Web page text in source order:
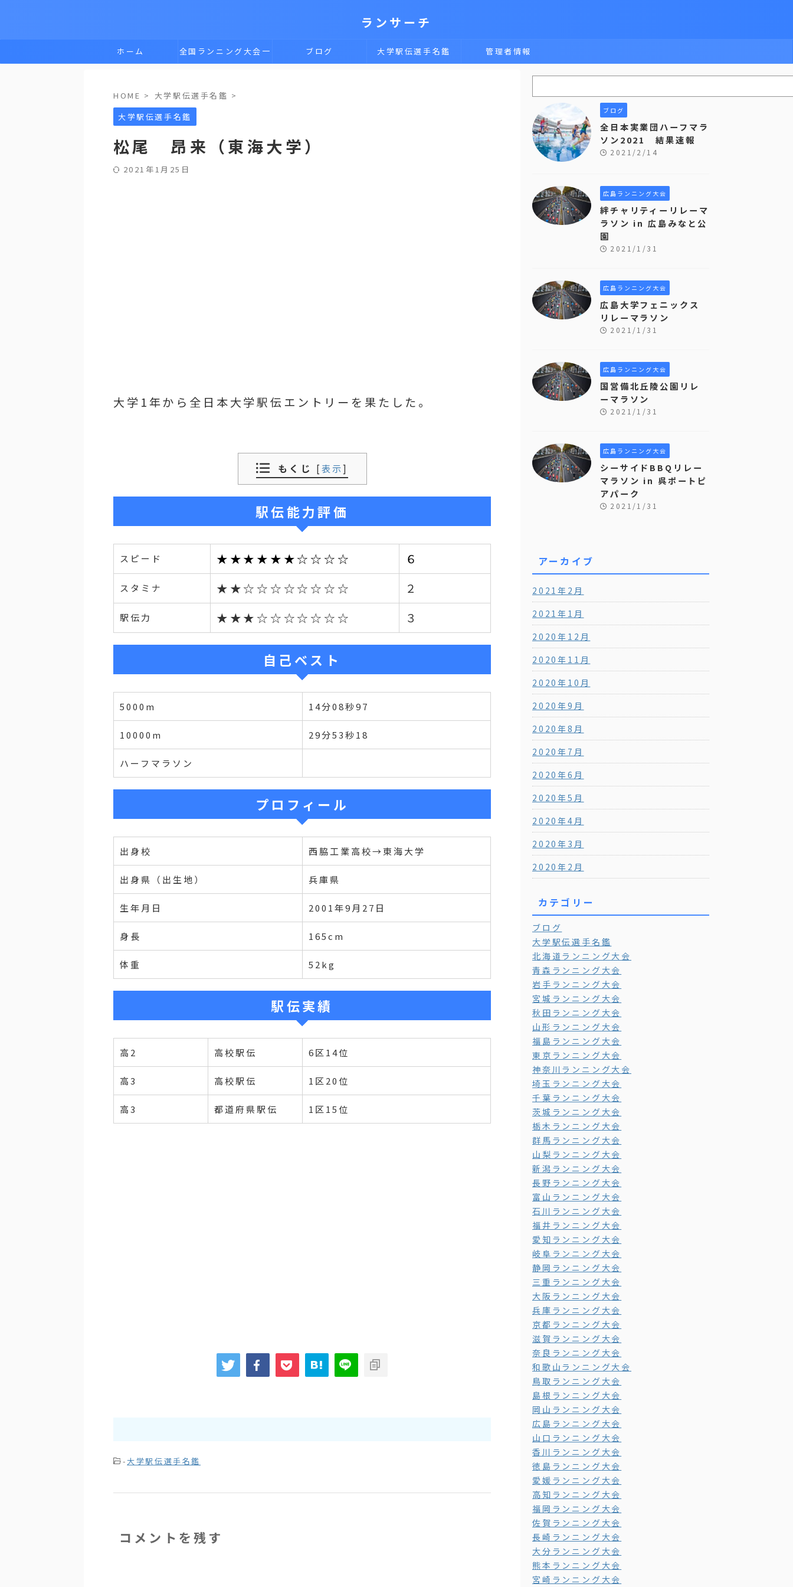
ランサーチ
ホーム 全国ランニング大会一 ブログ 大学駅伝選手名鑑 管理者情報
HOME > 大学駅伝選手名鑑 >
大学駅伝選手名鑑
松尾 昂来（東海大学）
2021年1月25日
大学1年から全日本大学駅伝エントリーを果たした。
もくじ [表示]
駅伝能力評価
スピード ★★★★★★☆☆☆☆ ６
スタミナ ★★☆☆☆☆☆☆☆☆ ２
駅伝力 ★★★☆☆☆☆☆☆☆ ３
自己ベスト
5000m 14分08秒97
10000m 29分53秒18
ハーフマラソン
プロフィール
出身校 西脇工業高校→東海大学
出身県（出生地） 兵庫県
生年月日 2001年9月27日
身長 165cm
体重 52kg
駅伝実績
高2 高校駅伝 6区14位
高3 高校駅伝 1区20位
高3 都道府県駅伝 1区15位
-大学駅伝選手名鑑
コメントを残す
ブログ
全日本実業団ハーフマラ
ソン2021 結果速報
2021/2/14
広島ランニング大会
絆チャリティーリレーマ
ラソン in 広島みなと公
園
2021/1/31
広島ランニング大会
広島大学フェニックス
リレーマラソン
2021/1/31
広島ランニング大会
国営備北丘陵公園リレ
ーマラソン
2021/1/31
広島ランニング大会
シーサイドBBQリレー
マラソン in 呉ポートピ
アパーク
2021/1/31
アーカイブ
2021年2月
2021年1月
2020年12月
2020年11月
2020年10月
2020年9月
2020年8月
2020年7月
2020年6月
2020年5月
2020年4月
2020年3月
2020年2月
カテゴリー
ブログ
大学駅伝選手名鑑
北海道ランニング大会
青森ランニング大会
岩手ランニング大会
宮城ランニング大会
秋田ランニング大会
山形ランニング大会
福島ランニング大会
東京ランニング大会
神奈川ランニング大会
埼玉ランニング大会
千葉ランニング大会
茨城ランニング大会
栃木ランニング大会
群馬ランニング大会
山梨ランニング大会
新潟ランニング大会
長野ランニング大会
富山ランニング大会
石川ランニング大会
福井ランニング大会
愛知ランニング大会
岐阜ランニング大会
静岡ランニング大会
三重ランニング大会
大阪ランニング大会
兵庫ランニング大会
京都ランニング大会
滋賀ランニング大会
奈良ランニング大会
和歌山ランニング大会
鳥取ランニング大会
島根ランニング大会
岡山ランニング大会
広島ランニング大会
山口ランニング大会
香川ランニング大会
徳島ランニング大会
愛媛ランニング大会
高知ランニング大会
福岡ランニング大会
佐賀ランニング大会
長崎ランニング大会
大分ランニング大会
熊本ランニング大会
宮崎ランニング大会